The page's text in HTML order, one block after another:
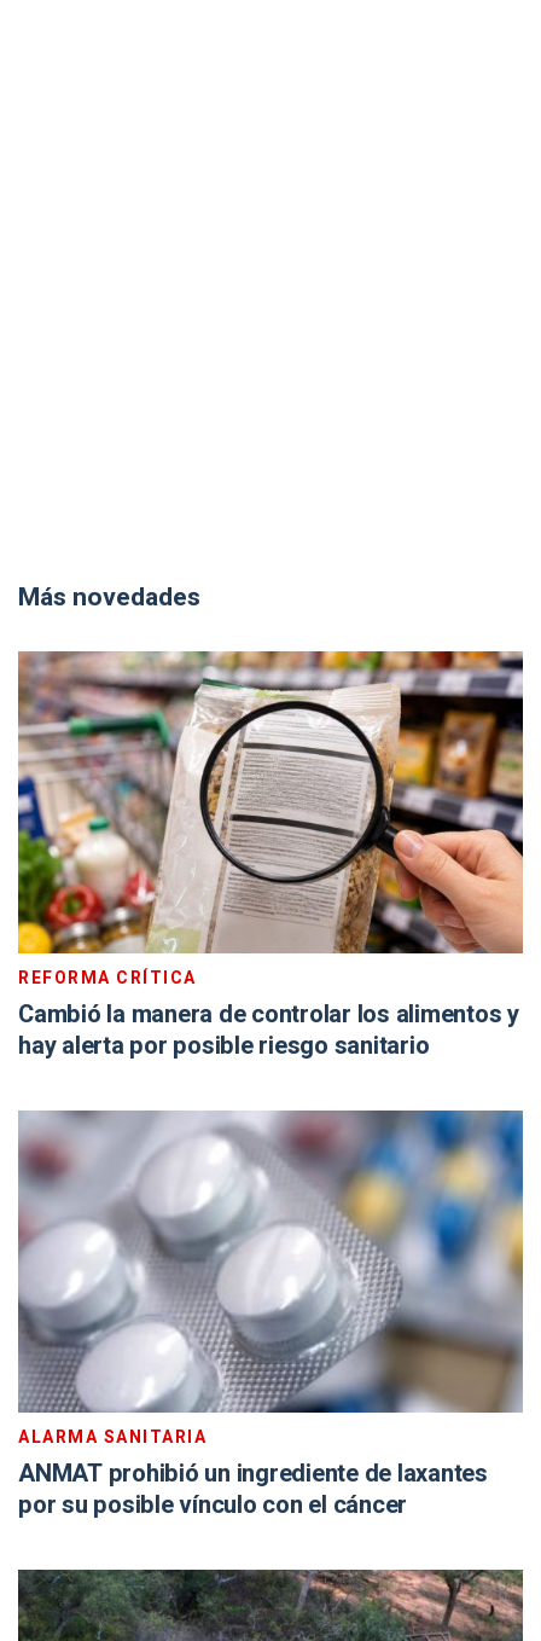
Más novedades
REFORMA CRÍTICA
Cambió la manera de controlar los alimentos y
hay alerta por posible riesgo sanitario
ALARMA SANITARIA
ANMAT prohibió un ingrediente de laxantes
por su posible vínculo con el cáncer